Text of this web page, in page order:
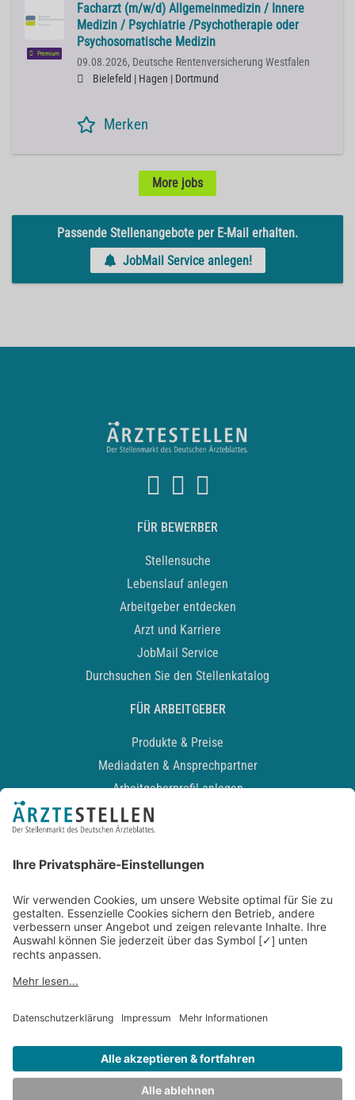
Premium
Facharzt (m/w/d) Allgemeinmedizin / Innere
Medizin / Psychiatrie /Psychotherapie oder
Psychosomatische Medizin
09.08.2026, Deutsche Rentenversicherung Westfalen
Bielefeld | Hagen | Dortmund
Merken
More jobs
Passende Stellenangebote per E-Mail erhalten.
JobMail Service anlegen!
FÜR BEWERBER
Stellensuche
Lebenslauf anlegen
Arbeitgeber entdecken
Arzt und Karriere
JobMail Service
Durchsuchen Sie den Stellenkatalog
FÜR ARBEITGEBER
Produkte & Preise
Mediadaten & Ansprechpartner
Arbeitgeberprofil anlegen
Recruiting-Podcast
Kontakt
Datenschutz
Newsletter